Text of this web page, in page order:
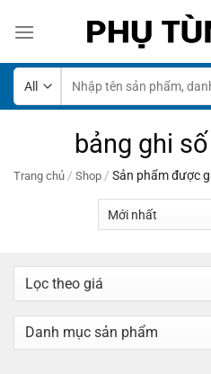
kiếm:
bảng ghi
Trang chủ / Shop / Sản phẩm được